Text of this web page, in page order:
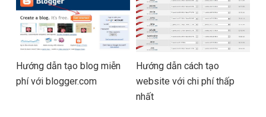
Hướng dẫn tạo blog miễn
phí với blogger.com
Hướng dẫn cách tạo
website với chi phí thấp
nhất